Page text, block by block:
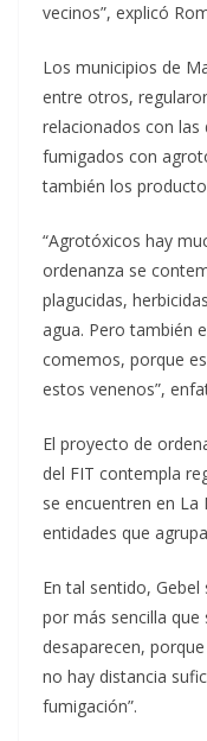
vecinos”, explicó
Los municipios de
entre otros,
relacionados con
fumigados con
también los
“Agrotóxicos hay
ordenanza se
plagucidas,
agua. Pero también
comemos, porque
estos venenos”,
El proyecto de
del FIT contempla
se encuentren en La
entidades que
En tal sentido,
por más sencilla
desaparecen,
no hay distancia
fumigación”.